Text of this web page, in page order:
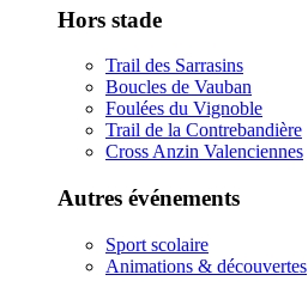
Hors stade
Trail des Sarrasins
Boucles de Vauban
Foulées du Vignoble
Trail de la Contrebandière
Cross Anzin Valenciennes
Autres événements
Sport scolaire
Animations & découvertes